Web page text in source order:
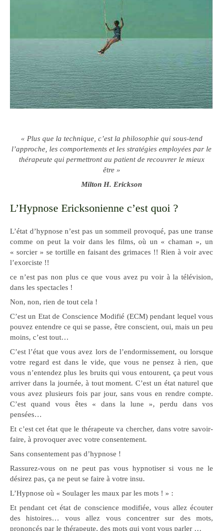
« Plus que la technique, c’est la philosophie qui sous-tend
l’approche, les comportements et les stratégies employées par le
thérapeute qui permettront au patient de recouvrer le mieux
être »
Milton H. Erickson
L’Hypnose Ericksonienne c’est quoi ?
L’état d’hypnose n’est pas un sommeil provoqué, pas une transe
comme on peut la voir dans les films, où un « chaman », un
« sorcier » se tortille en faisant des grimaces !! Rien à voir avec
l’exorciste !!
ce n’est pas non plus ce que vous avez pu voir à la télévision,
dans les spectacles !
Non, non, rien de tout cela !
C’est un Etat de Conscience Modifié (ECM) pendant lequel vous
pouvez entendre ce qui se passe, être conscient, oui, mais un peu
moins, c’est tout…
C’est l’état que vous avez lors de l’endormissement, ou lorsque
votre regard est dans le vide, que vous ne pensez à rien, que
vous n’entendez plus les bruits qui vous entourent, ça peut vous
arriver dans la journée, à tout moment. C’est un état naturel que
vous avez plusieurs fois par jour, sans vous en rendre compte.
C’est quand vous êtes « dans la lune », perdu dans vos
pensées…
Et c’est cet état que le thérapeute va chercher, dans votre savoir-
faire, à provoquer avec votre consentement.
Sans consentement pas d’hypnose !
Rassurez-vous on ne peut pas vous hypnotiser si vous ne le
désirez pas, ça ne peut se faire à votre insu.
L’Hypnose où « Soulager les maux par les mots ! » :
Et pendant cet état de conscience modifiée, vous allez écouter
des histoires… vous allez vous concentrer sur des mots,
prononcés par le thérapeute, des mots qui vont vous parler …